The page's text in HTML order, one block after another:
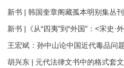
新书 | 韩国奎章阁藏孤本明别集丛刊
新书 |《从“四夷”到“外国”：<宋史·
王宏斌：孙中山论中国近代毒品问
胡兴东 | 元代法律文书中的格式套